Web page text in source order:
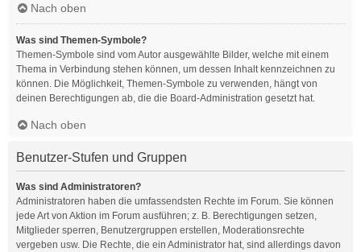
Nach oben
Was sind Themen-Symbole?
Themen-Symbole sind vom Autor ausgewählte Bilder, welche mit einem
Thema in Verbindung stehen können, um dessen Inhalt kennzeichnen zu
können. Die Möglichkeit, Themen-Symbole zu verwenden, hängt von
deinen Berechtigungen ab, die die Board-Administration gesetzt hat.
Nach oben
Benutzer-Stufen und Gruppen
Was sind Administratoren?
Administratoren haben die umfassendsten Rechte im Forum. Sie können
jede Art von Aktion im Forum ausführen; z. B. Berechtigungen setzen,
Mitglieder sperren, Benutzergruppen erstellen, Moderationsrechte
vergeben usw. Die Rechte, die ein Administrator hat, sind allerdings davon